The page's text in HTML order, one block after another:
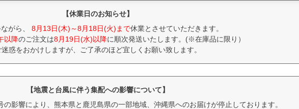
【休業日のお知らせ】
がら、 8月13日(木)～8月18日(火)まで休業とさせていただきます。
以降のご注文は8月19日(水)以降に順次発送いたします。(※在庫品に限り）
迷惑をおかけしますが、ご了承のほど宜しくお願い致します。
【地震と台風に伴う集配への影響について】
影響により、熊本県と鹿児島県の一部地域、沖縄県へのお届けが停止しております。